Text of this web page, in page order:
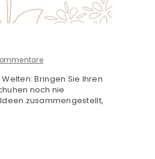
Bringen Sie Ihren
noch nie
zusammengestellt,